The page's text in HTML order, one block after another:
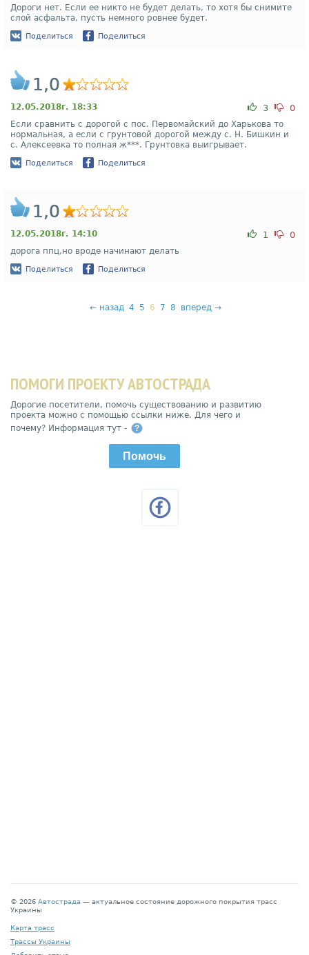
Дороги нет. Если ее никто не будет делать, то хотя бы снимите
слой асфальта, пусть немного ровнее будет.
Поделиться Поделиться
1,0
12.05.2018г. 18:33 3 0
Если сравнить с дорогой с пос. Первомайский до Харькова то
нормальная, а если с грунтовой дорогой между с. Н. Бишкин и
с. Алексеевка то полная ж***. Грунтовка выигрывает.
Поделиться Поделиться
1,0
12.05.2018г. 14:10 1 0
дорога ппц,но вроде начинают делать
Поделиться Поделиться
← назад 4 5 6 7 8 вперед →
ПОМОГИ ПРОЕКТУ АВТОСТРАДА
Дорогие посетители, помочь существованию и развитию
проекта можно с помощью ссылки ниже. Для чего и
почему? Информация тут -
?
Помочь
© 2026 Автострада — актуальное состояние дорожного покрытия трасс
Украины
Карта трасс
Трассы Украины